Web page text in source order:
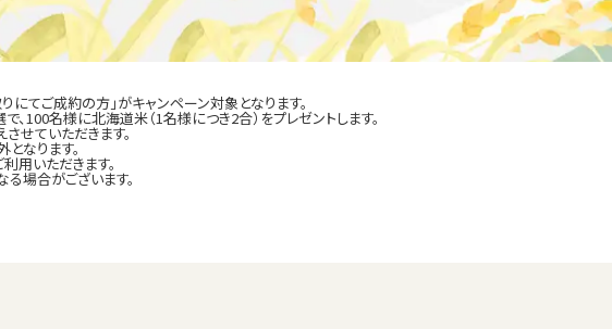
にてご成約の方」がキャンペーン対象となります。
100名様に北海道米（1名様につき2合）をプレゼントします。
せていただきます。
なります。
用いただきます。
場合がございます。